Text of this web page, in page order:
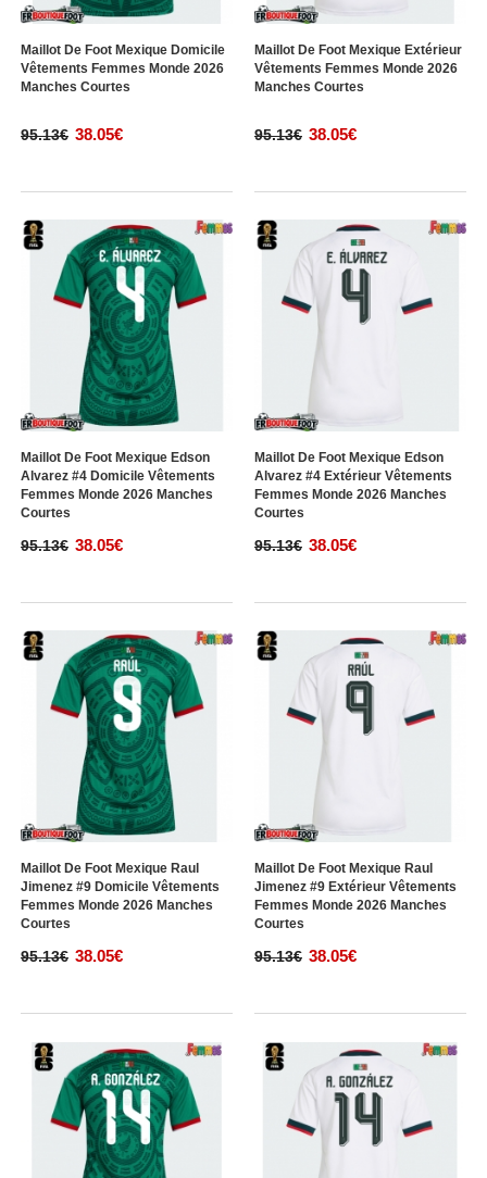
Maillot De Foot Mexique Domicile
Vêtements Femmes Monde 2026
Manches Courtes
95.13€ 38.05€
Maillot De Foot Mexique Extérieur
Vêtements Femmes Monde 2026
Manches Courtes
95.13€ 38.05€
Maillot De Foot Mexique Edson
Alvarez #4 Domicile Vêtements
Femmes Monde 2026 Manches
Courtes
95.13€ 38.05€
Maillot De Foot Mexique Edson
Alvarez #4 Extérieur Vêtements
Femmes Monde 2026 Manches
Courtes
95.13€ 38.05€
Maillot De Foot Mexique Raul
Jimenez #9 Domicile Vêtements
Femmes Monde 2026 Manches
Courtes
95.13€ 38.05€
Maillot De Foot Mexique Raul
Jimenez #9 Extérieur Vêtements
Femmes Monde 2026 Manches
Courtes
95.13€ 38.05€